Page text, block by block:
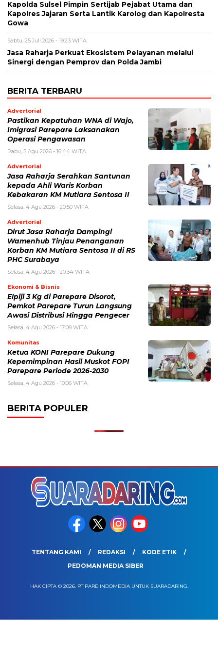
Kapolda Sulsel Pimpin Sertijab Pejabat Utama dan
Kapolres Jajaran Serta Lantik Karolog dan Kapolresta
Gowa
Sabtu, 25 Juli 2026 - 19:23 WITA
Jasa Raharja Perkuat Ekosistem Pelayanan melalui
Sinergi dengan Pemprov dan Polda Jambi
BERITA TERBARU
Advertorial
Pastikan Kepatuhan WNA di Wajo,
Imigrasi Parepare Laksanakan
Operasi Pengawasan
Rabu, 5 Agu 2026 - 16:44 WITA
Advertorial
Jasa Raharja Serahkan Santunan
kepada Ahli Waris Korban
Kebakaran KM Mutiara Sentosa II
Selasa, 4 Agu 2026 - 20:50 WITA
Advertorial
Dirut Jasa Raharja Dampingi
Wamenhub Tinjau Penanganan
Korban KM Mutiara Sentosa II di RS
PHC Surabaya
Selasa, 4 Agu 2026 - 20:34 WITA
Ekonomi & Bisnis
Elpiji 3 Kg di Parepare Disorot,
Pemkot Parepare Turun Langsung
Awasi Distribusi Hingga Pengecer
Selasa, 4 Agu 2026 - 17:08 WITA
Komunitas
Ketua KONI Parepare Dukung
Kepemimpinan Hasil Muskot FOPI
Parepare Periode 2026-2030
Selasa, 4 Agu 2026 - 10:06 WITA
BERITA POPULER
TENTANG KAMI REDAKSI
KODE ETIK
PEDOMAN MEDIA SIBER
HAK CIPTA © 2026. PT PARE INDOMEDIA UNTUK SUARADARING.